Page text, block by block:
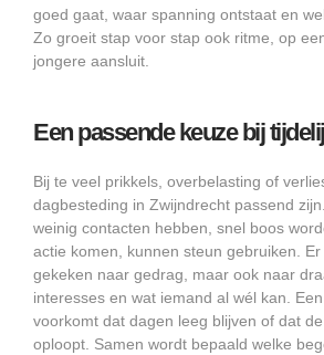
goed gaat, waar spanning ontstaat en
Zo groeit stap voor stap ook ritme, op
jongere aansluit.
Een passende keuze bij
Bij te veel prikkels, overbelasting of
dagbesteding in Zwijndrecht passend
weinig contacten hebben, snel boos
actie komen, kunnen steun gebruiken.
gekeken naar gedrag, maar ook naar
interesses en wat iemand al wél kan.
voorkomt dat dagen leeg blijven of dat
oploopt. Samen wordt bepaald welke